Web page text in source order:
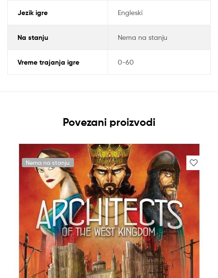
Jezik igre Engleski
Na stanju Nema na stanju
Vreme trajanja igre 0-60
Povezani proizvodi
Nema na stanju